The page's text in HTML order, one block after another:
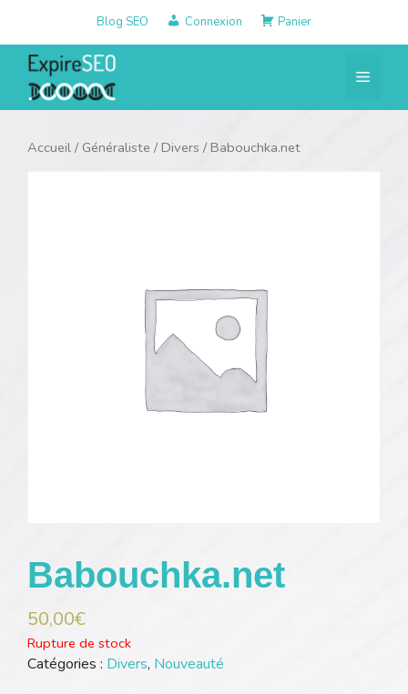
contenu
Blog SEO Connexion Panier
Menu
Accueil / Généraliste / Divers / Babouchka.net
Babouchka.net
50,00€
Rupture de stock
Catégories : Divers, Nouveauté